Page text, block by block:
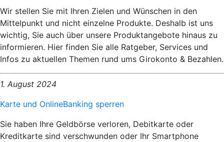
Wir stellen Sie mit Ihren Zielen und Wünschen in den
Mittelpunkt und nicht einzelne Produkte. Deshalb ist uns
wichtig, Sie auch über unsere Produktangebote hinaus zu
informieren. Hier finden Sie alle Ratgeber, Services und
Infos zu aktuellen Themen rund ums Girokonto & Bezahlen.
1. August 2024
Karte und OnlineBanking sperren
Sie haben Ihre Geldbörse verloren, Debitkarte oder
Kreditkarte sind verschwunden oder Ihr Smartphone